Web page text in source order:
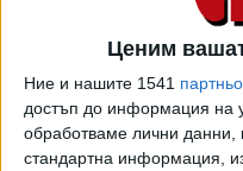
Ценим
Ние и нашите 1541
достъп до информация на
обработваме лични данни,
стандартна информация,
почина
18 Май 2021